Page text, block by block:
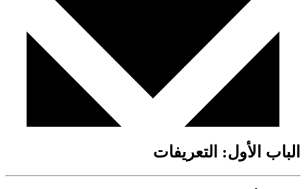
الباب الأول: التعريفات